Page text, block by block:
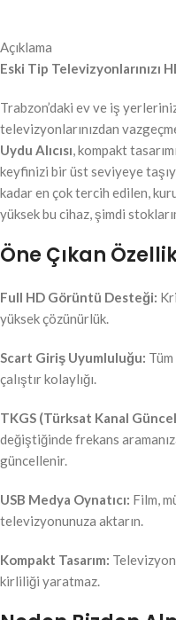
Açıklama
Eski Tip Televizyonlarınızı
Trabzon’daki ev ve iş
televizyonlarınızdan
Uydu Alıcısı, kompakt
keyfinizi bir üst seviyeye
kadar en çok tercih edilen,
yüksek bu cihaz, şimdi
Öne Çıkan
Full HD Görüntü Desteği:
yüksek çözünürlük.
Scart Giriş Uyumluluğu:
çalıştır kolaylığı.
TKGS (Türksat Kanal
değiştiğinde frekans
güncellenir.
USB Medya Oynatıcı: Film,
televizyonunuza aktarın.
Kompakt Tasarım:
kirliliği yaratmaz.